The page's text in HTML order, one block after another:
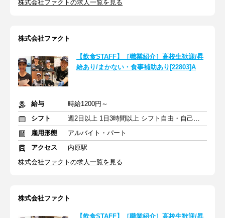
株式会社ファクトの求人一覧を見る
株式会社ファクト
【飲食STAFF】［職業紹介］高校生歓迎/昇
給あり/まかない・食事補助あり[22803]A
給与
時給1200円～
シフト
週2日以上 1日3時間以上 シフト自由・自己申告
雇用形態
アルバイト・パート
アクセス
内原駅
株式会社ファクトの求人一覧を見る
株式会社ファクト
【飲食STAFF】［職業紹介］高校生歓迎/昇